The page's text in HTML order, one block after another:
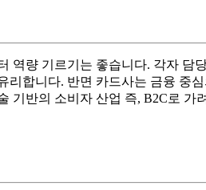
역량 기르기는 좋습니다. 각자 담
리합니다. 반면 카드사는 금융 중
기반의 소비자 산업 즉, B2C로